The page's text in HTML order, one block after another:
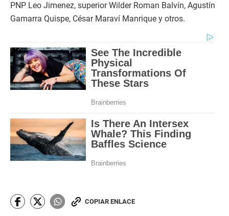
PNP Leo Jimenez, superior Wilder Roman Balvín, Agustín
Gamarra Quispe, César Maraví Manrique y otros.
COPIAR ENLACE